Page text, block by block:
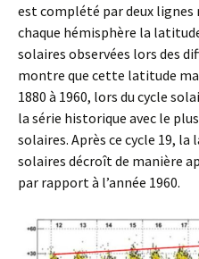
est complété par deux
chaque hémisphère la
solaires observées lors des
montre que cette latitude
1880 à 1960, lors du cycle
la série historique avec le
solaires. Après ce cycle 19,
solaires décroît de manière
par rapport à l’année 1960.